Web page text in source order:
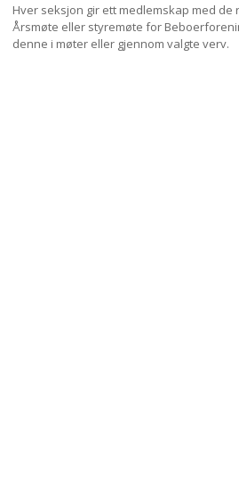
Hver seksjon gir ett medlemskap med
Årsmøte eller styremøte for
denne i møter eller gjennom valgte verv.